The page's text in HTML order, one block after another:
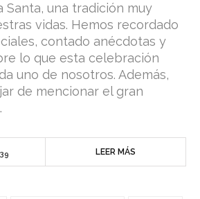
Santa, una tradición muy
vidas. Hemos recordado
contado anécdotas y
lo que esta celebración
uno de nosotros. Además,
de mencionar el gran
LEER MÁS